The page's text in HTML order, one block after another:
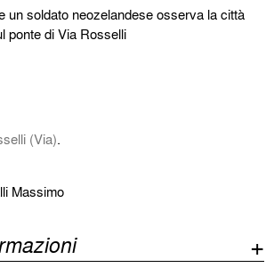
un soldato neozelandese osserva la città
ponte di Via Rosselli
(Via).
Massimo